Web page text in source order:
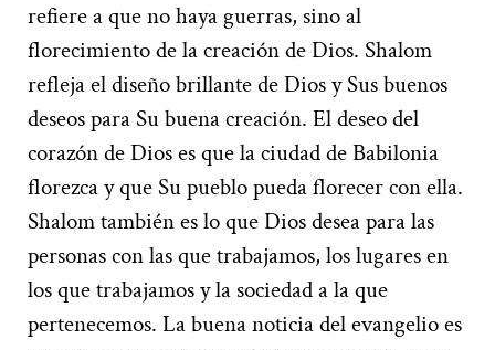
refiere a que no haya guerras, sino al
florecimiento de la creación de Dios. Shalom
refleja el diseño brillante de Dios y Sus buenos
deseos para Su buena creación. El deseo del
corazón de Dios es que la ciudad de Babilonia
florezca y que Su pueblo pueda florecer con ella.
Shalom también es lo que Dios desea para las
personas con las que trabajamos, los lugares en
los que trabajamos y la sociedad a la que
pertenecemos. La buena noticia del evangelio es